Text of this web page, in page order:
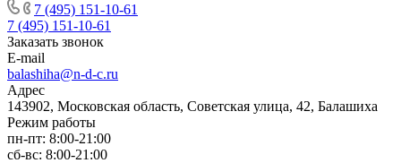
7 (495) 151-10-61
7 (495) 151-10-61
Заказать звонок
E-mail
balashiha@n-d-c.ru
Адрес
143902, Московская область, Советская улица, 42, Балашиха
Режим работы
пн-пт: 8:00-21:00
сб-вс: 8:00-21:00